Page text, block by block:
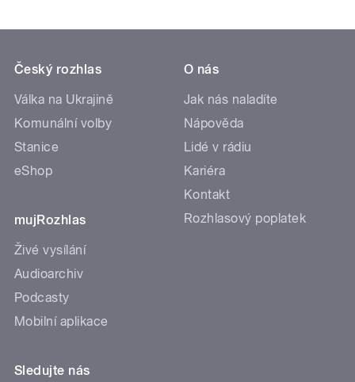
Český rozhlas
Válka na Ukrajině
Komunální volby
Stanice
eShop
mujRozhlas
Živé vysílání
Audioarchiv
Podcasty
Mobilní aplikace
O nás
Jak nás naladíte
Nápověda
Lidé v rádiu
Kariéra
Kontakt
Rozhlasový poplatek
Sledujte nás